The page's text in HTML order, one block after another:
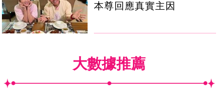
本尊回應真實主因
大數據推薦